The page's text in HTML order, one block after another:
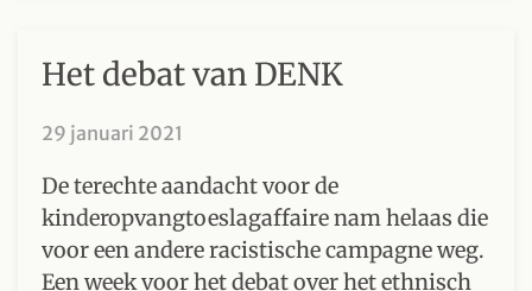
Het debat van DENK
29 januari 2021
De terechte aandacht voor de
kinderopvangtoeslagaffaire nam helaas die
voor een andere racistische campagne weg.
Een week voor het debat over het ethnisch